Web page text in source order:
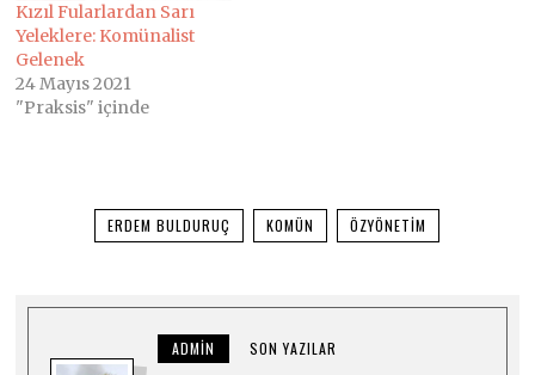
Kızıl Fularlardan Sarı
Yeleklere: Komünalist
Gelenek
24 Mayıs 2021
"Praksis" içinde
ERDEM BULDURUÇ KOMÜN ÖZYÖNETIM
ADMIN SON YAZILAR